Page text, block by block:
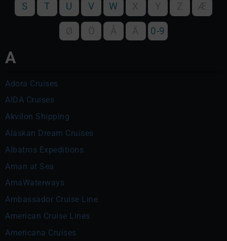
S T U V W
0-9
A
Adora Cruises
AIDA Cruises
Akvilon Shipping
Alaskan Dream Cruises
Albatros Expeditions
Aman at Sea
AmaWaterways
Ambassador Cruise Line
American Cruise Lines
Americana Cruises